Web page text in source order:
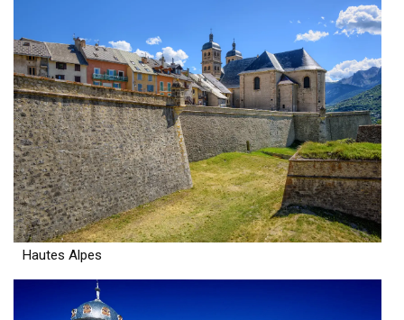
Hautes Alpes